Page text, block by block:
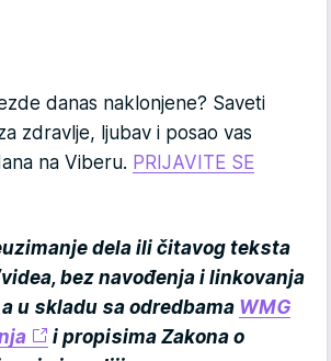
danas naklonjene? Saveti
zdravlje, ljubav i posao vas
na Viberu. PRIJAVITE SE
dela ili čitavog teksta
bez navođenja i linkovanja
u skladu sa odredbama WMG
i propisima Zakona o